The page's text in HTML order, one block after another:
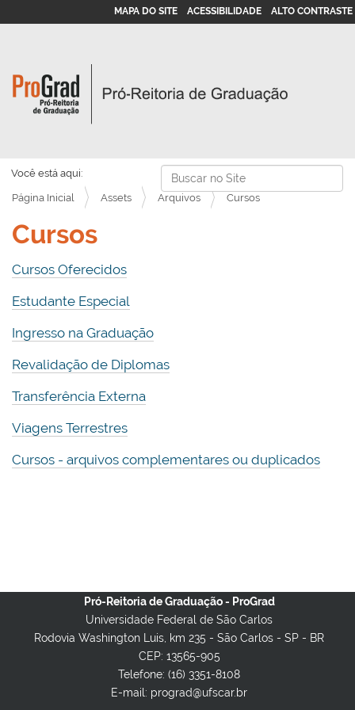
Busca
Busca Avançada…
MAPA DO SITE ACESSIBILIDADE ALTO CONTRASTE
Você está aqui:
Página Inicial Assets Arquivos Cursos
Cursos
Cursos Oferecidos
Estudante Especial
Ingresso na Graduação
Revalidação de Diplomas
Transferência Externa
Viagens Terrestres
Cursos - arquivos complementares ou duplicados
Pró-Reitoria de Graduação - ProGrad
Universidade Federal de São Carlos
Rodovia Washington Luis, km 235 - São Carlos - SP - BR
CEP: 13565-905
Telefone: (16) 3351-8108
E-mail: prograd@ufscar.br